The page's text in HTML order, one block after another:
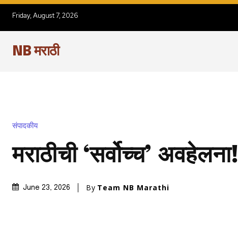
Friday, August 7, 2026
NB मराठी
संपादकीय
मराठीची ‘सर्वोच्च’ अवहेलना!
June 23, 2026 By Team NB Marathi